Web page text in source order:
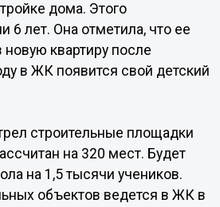
дома. Этого
6 лет. Она отметила, что ее
квартиру после
в ЖК появится свой детский
строительные площадки
на 320 мест. Будет
на 1,5 тысячи учеников.
объектов ведется в ЖК в